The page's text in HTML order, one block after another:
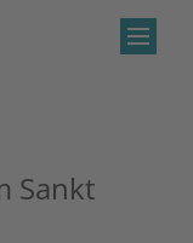
Sankt